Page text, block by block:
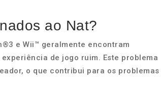
ao Nat?
e Wii™ geralmente encontram
de jogo ruim. Este problema
o que contribui para os problemas